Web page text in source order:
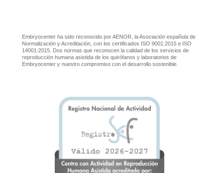
Embryocenter ha sido reconocido por AENOR, la Asociación española de
Normalización y Acreditación, con los certificados ISO 9001:2015 e ISO
14001:2015. Dos normas que reconocen la calidad de los servicios de
reproducción humana asistida de los quirófanos y laboratorios de
Embryocenter y nuestro compromiso con el desarrollo sostenible.